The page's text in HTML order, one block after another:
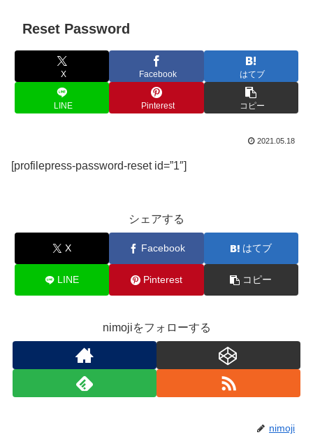
Reset Password
X Facebook はてブ
LINE Pinterest コピー
2021.05.18
[profilepress-password-reset id=”1″]
シェアする
X Facebook はてブ
LINE Pinterest コピー
nimojiをフォローする
nimoji